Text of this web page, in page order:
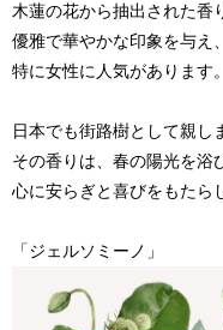
木蓮の花から抽出された香
優雅で華やかな印象を与え、
特に女性に人気があります。
日本でも街路樹として親し
その香りは、春の陽光を浴
心に安らぎと喜びをもたら
「ジェルソミーノ」